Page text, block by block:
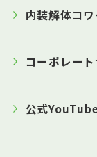
内装解体コワ
コーポレー
公式